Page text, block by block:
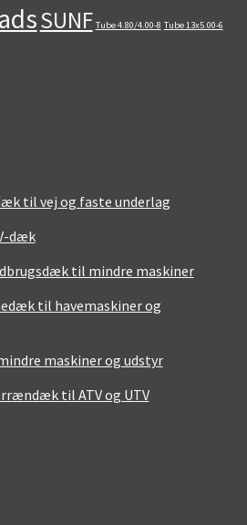
SUNF Tube 4.80/4.00-8 Tube 13x5.00-6
til vej og faste underlag
dæk
til mindre maskiner
til havemaskiner og
maskiner og udstyr
til ATV og UTV